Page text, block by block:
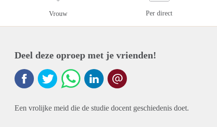
Vrouw Per direct
Deel deze oproep met je vrienden!
Een vrolijke meid die de studie docent geschiedenis doet.